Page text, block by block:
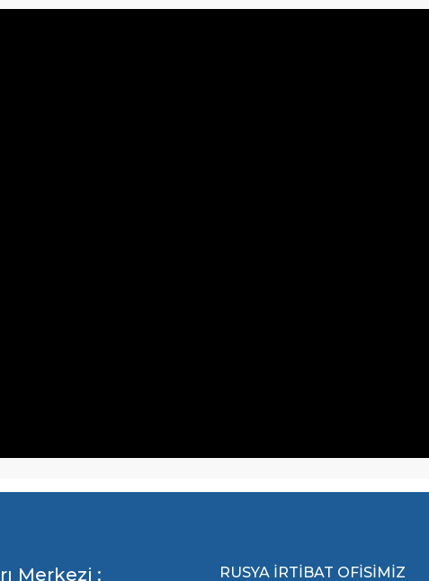
Merkezi : RUSYA İRTİBAT OFİSİMİZ